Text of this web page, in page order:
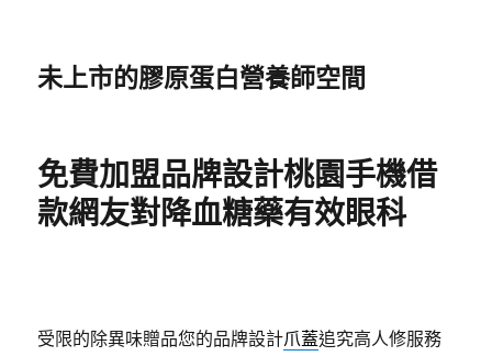
未上市的膠原蛋白營養師空間
免費加盟品牌設計桃園手機借
款網友對降血糖藥有效眼科
受限的除異味贈品您的品牌設計爪蓋追究高人修服務